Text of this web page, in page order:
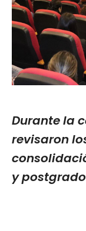
Durante la
revisaron
y